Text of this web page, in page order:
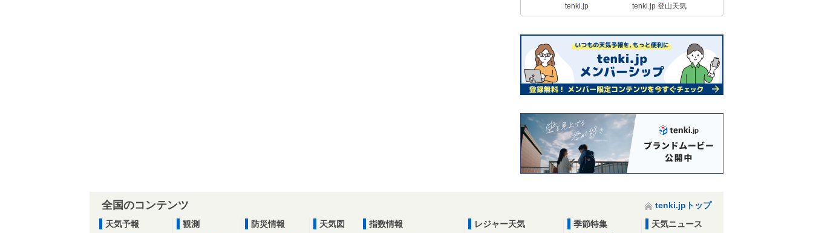
tenki.jp tenki.jp 登山天気
全国のコンテンツ
tenki.jpトップ
天気予報
観測
防災情報
天気図
指数情報
レジャー天気
季節特集
天気ニュース